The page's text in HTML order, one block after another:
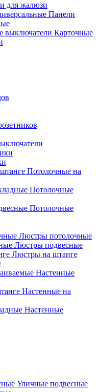
для жалюзи
Панели
Карточные
Потолочные на
Потолочные
Потолочные
Люстры потолочные
Люстры подвесные
Люстры на штанге
Настенные
Настенные на
Настенные
Уличные подвесные